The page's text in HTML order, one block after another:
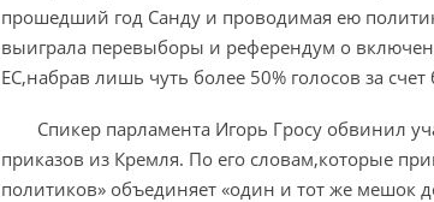
прошедший год Санду и проводимая ею
выиграла перевыборы и референдум о
ЕС,набрав лишь чуть более 50% голосов за
Спикер парламента Игорь Гросу обвинил
приказов из Кремля. По его словам,которые
политиков» объединяет «один и тот же мешок